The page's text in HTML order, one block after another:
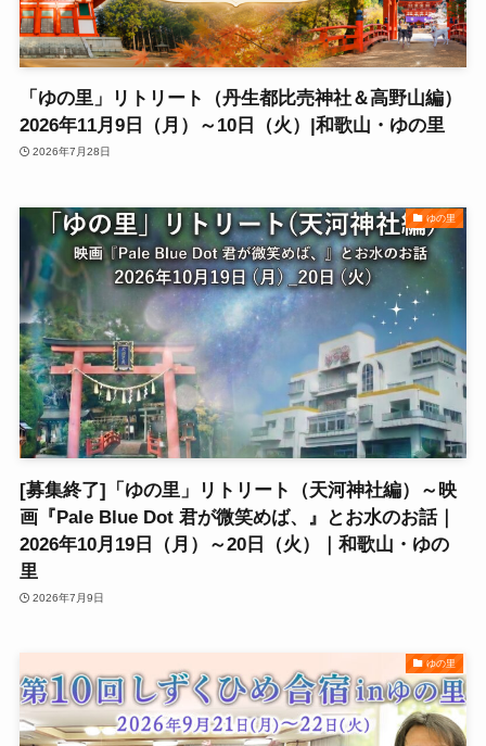
「ゆの里」リトリート（丹生都比売神社＆高野山編）
2026年11月9日（月）～10日（火）|和歌山・ゆの里
2026年7月28日
ゆの里
[募集終了]「ゆの里」リトリート（天河神社編）～映
画『Pale Blue Dot 君が微笑めば、』とお水のお話｜
2026年10月19日（月）～20日（火）｜和歌山・ゆの
里
2026年7月9日
ゆの里